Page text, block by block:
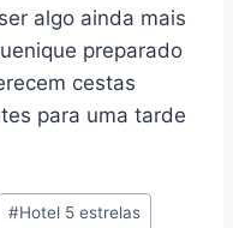
algo ainda mais
preparado
cestas
para uma tarde
#Hotel 5 estrelas